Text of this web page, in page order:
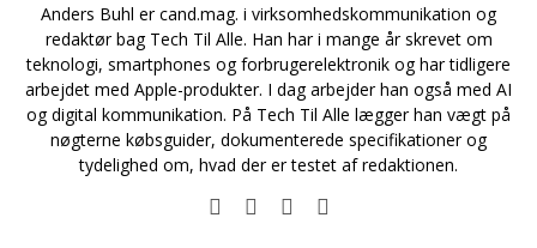
Anders Buhl er cand.mag. i virksomhedskommunikation og
redaktør bag Tech Til Alle. Han har i mange år skrevet om
teknologi, smartphones og forbrugerelektronik og har tidligere
arbejdet med Apple-produkter. I dag arbejder han også med AI
og digital kommunikation. På Tech Til Alle lægger han vægt på
nøgterne købsguider, dokumenterede specifikationer og
tydelighed om, hvad der er testet af redaktionen.